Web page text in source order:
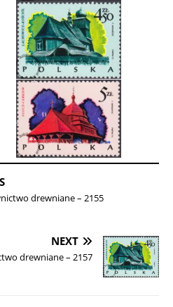
drewniane – 2155
NEXT
drewniane – 2157